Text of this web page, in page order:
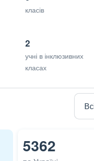
класів
2
учні в інклюзивних
класах
5362